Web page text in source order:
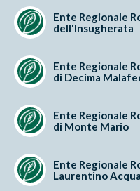
Ente Regionale
dell'Insugherata
Ente Regionale
di Decima
Ente Regionale
di Monte Mario
Ente Regionale
Laurentino